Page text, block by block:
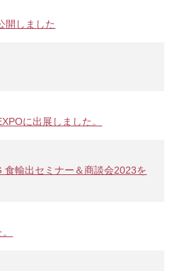
開しました
に出展しました。
食輸出セミナー＆商談会2023を